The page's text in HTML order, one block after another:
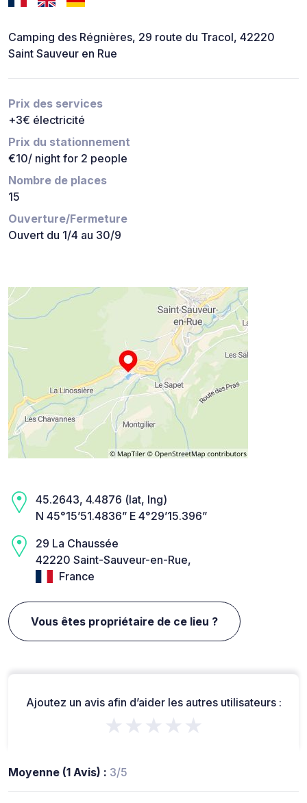
Camping des Régnières, 29 route du Tracol, 42220
Saint Sauveur en Rue
Prix des services
+3€ électricité
Prix du stationnement
€10/ night for 2 people
Nombre de places
15
Ouverture/Fermeture
Ouvert du 1/4 au 30/9
45.2643, 4.4876 (lat, lng)
N 45°15’51.4836” E 4°29’15.396”
29 La Chaussée
42220 Saint-Sauveur-en-Rue,
France
Vous êtes propriétaire de ce lieu ?
Ajoutez un avis afin d’aider les autres utilisateurs :
★★★★★
Moyenne (1 Avis) : 3/5